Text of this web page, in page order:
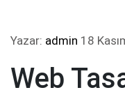
Yazar: admin 18
Web